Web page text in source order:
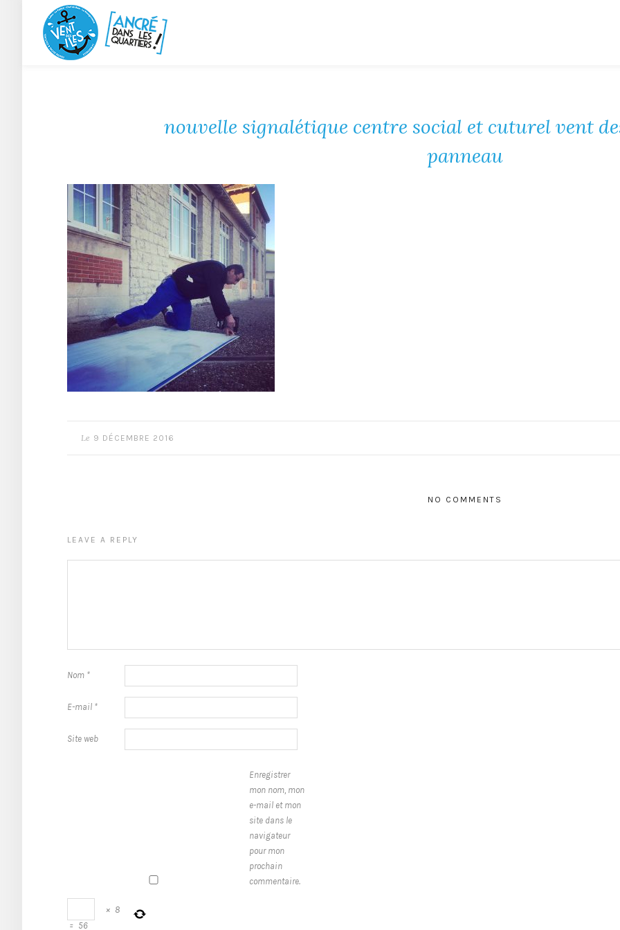
nouvelle signalétique centre social et cuturel vent
panneau
Le 9 DÉCEMBRE 2016
NO COMMENTS
LEAVE A REPLY
Nom *
E-mail *
Site web
Enregistrer
mon nom, mon
e-mail et mon
site dans le
navigateur
pour mon
prochain
commentaire.
× 8
= 56